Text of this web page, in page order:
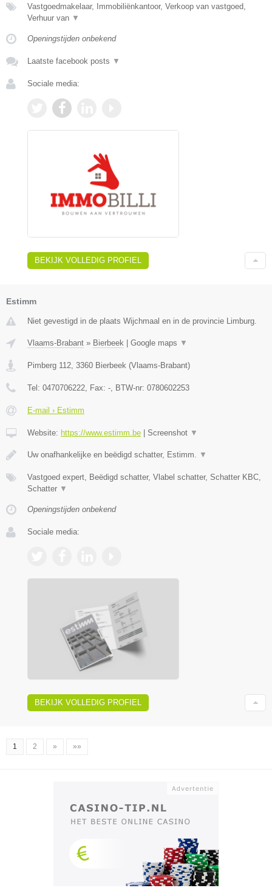
Vastgoedmakelaar, Immobiliënkantoor, Verkoop van vastgoed,
Verhuur van ▼
Openingstijden onbekend
Laatste facebook posts ▼
Sociale media:
BEKIJK VOLLEDIG PROFIEL
Estimm
Niet gevestigd in de plaats Wijchmaal en in de provincie Limburg.
Vlaams-Brabant » Bierbeek Google maps ▼
Pimberg 112 3360 Bierbeek (Vlaams-Brabant)
Tel: 0470706222 , Fax: - , BTW-nr: 0780602253
E-mail › Estimm
Website: https://www.estimm.be Screenshot ▼
Uw onafhankelijke en beëdigd schatter, Estimm. ▼
Vastgoed expert, Beëdigd schatter, Vlabel schatter, Schatter KBC,
Schatter ▼
Openingstijden onbekend
Sociale media:
BEKIJK VOLLEDIG PROFIEL
1 2 » »»